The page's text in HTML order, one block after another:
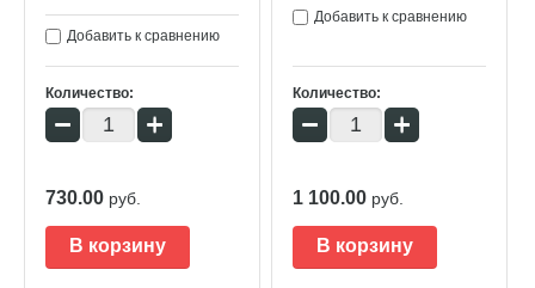
Добавить к сравнению
Количество:
− +
730.00 руб.
В корзину
Добавить к сравнению
Количество:
− +
1 100.00 руб.
В корзину